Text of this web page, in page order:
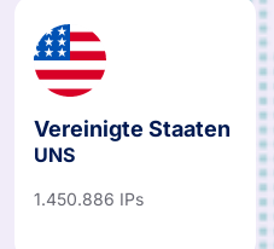
Vereinigte Staaten
UNS
1.450.886 IPs